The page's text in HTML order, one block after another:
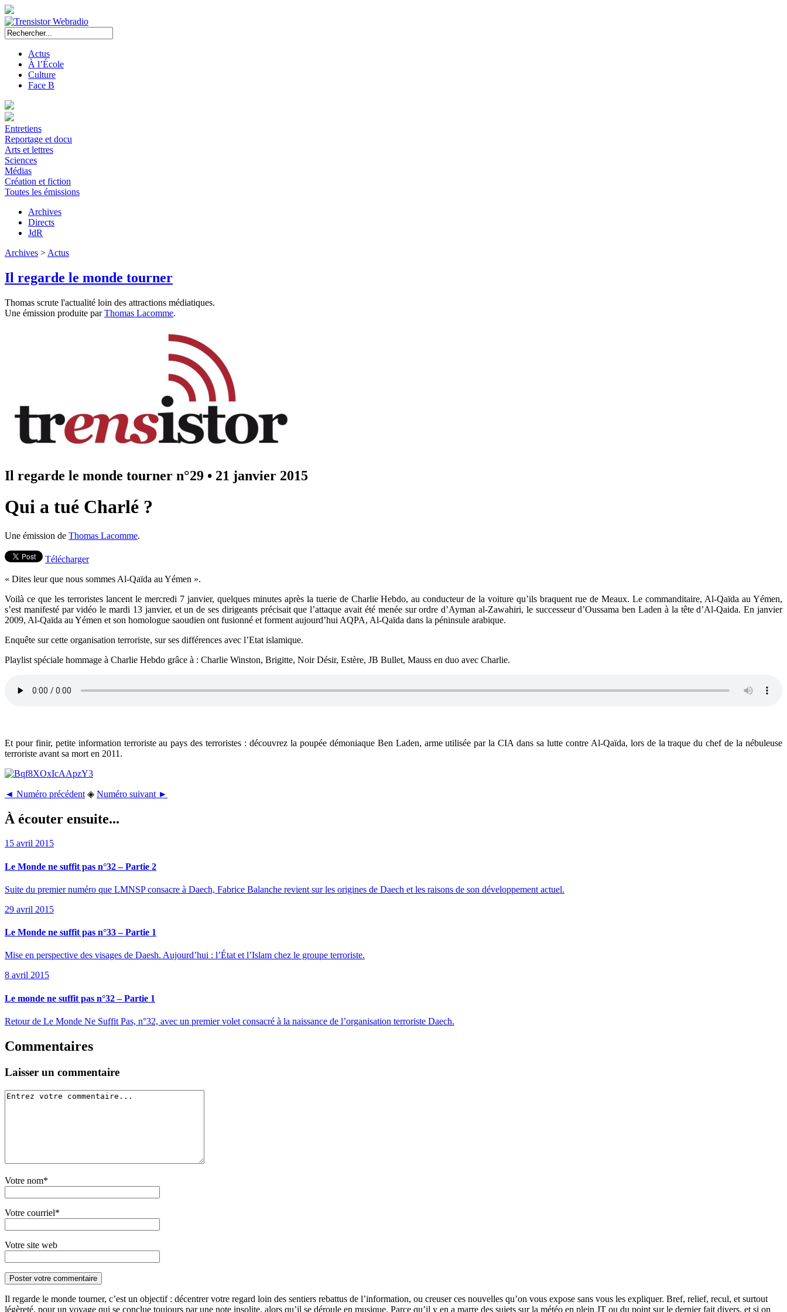
Actus
À l’École
Culture
Face B
Entretiens
Reportage et docu
Arts et lettres
Sciences
Médias
Création et fiction
Toutes les émissions
Archives
Directs
JdR
Archives > Actus
Il regarde le monde tourner
Thomas scrute l'actualité loin des attractions médiatiques.
Une émission produite parThomas Lacomme.
Il regarde le monde tourner n°29 • 21 janvier 2015
Qui a tué Charlé ?
Une émission de Thomas Lacomme.
Télécharger
« Dites leur que nous sommes Al-Qaïda au Yémen ».
Voilà ce que les terroristes lancent le mercredi 7 janvier, quelques minutes après la tuerie de Charlie Hebdo, au conducteur de la voiture qu’ils braquent rue de Meaux. Le commanditaire, Al-Qaïda au Yémen,
s’est manifesté par vidéo le mardi 13 janvier, et un de ses dirigeants précisait que l’attaque avait été menée sur ordre d’Ayman al-Zawahiri, le successeur d’Oussama ben Laden à la tête d’Al-Qaida. En janvier
2009, Al-Qaïda au Yémen et son homologue saoudien ont fusionné et forment aujourd’hui AQPA, Al-Qaïda dans la péninsule arabique.
Enquête sur cette organisation terroriste, sur ses différences avec l’Etat islamique.
Playlist spéciale hommage à Charlie Hebdo grâce à : Charlie Winston, Brigitte, Noir Désir, Estère, JB Bullet, Mauss en duo avec Charlie.
Et pour finir, petite information terroriste au pays des terroristes : découvrez la poupée démoniaque Ben Laden, arme utilisée par la CIA dans sa lutte contre Al-Qaïda, lors de la traque du chef de la nébuleuse
terroriste avant sa mort en 2011.
◄ Numéro précédent ◈ Numéro suivant ►
À écouter ensuite...
15 avril 2015
Le Monde ne suffit pas n°32 – Partie 2
Suite du premier numéro que LMNSP consacre à Daech, Fabrice Balanche revient sur les origines de Daech et les raisons de son développement actuel.
29 avril 2015
Le Monde ne suffit pas n°33 – Partie 1
Mise en perspective des visages de Daesh. Aujourd’hui : l’État et l’Islam chez le groupe terroriste.
8 avril 2015
Le monde ne suffit pas n°32 – Partie 1
Retour de Le Monde Ne Suffit Pas, n°32, avec un premier volet consacré à la naissance de l’organisation terroriste Daech.
Commentaires
Laisser un commentaire
Votre nom*
Votre courriel*
Votre site web
Il regarde le monde tourner, c’est un objectif : décentrer votre regard loin des sentiers rebattus de l’information, ou creuser ces nouvelles qu’on vous expose sans vous les expliquer. Bref, relief, recul, et surtout
légèreté, pour un voyage qui se conclue toujours par une note insolite, alors qu’il se déroule en musique. Parce qu’il y en a marre des sujets sur la météo en plein JT ou du point sur le dernier fait divers, et si on